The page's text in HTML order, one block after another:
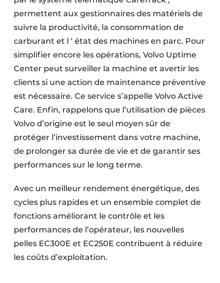
permettent aux gestionnaires des matériels de
suivre la productivité, la consommation de
carburant et l ‘ état des machines en parc. Pour
simplifier encore les opérations, Volvo Uptime
Center peut surveiller la machine et avertir les
clients si une action de maintenance préventive
est nécessaire. Ce service s’appelle Volvo Active
Care. Enfin, rappelons que l’utilisation de pièces
Volvo d’origine est le seul moyen sûr de
protéger l’investissement dans votre machine,
de prolonger sa durée de vie et de garantir ses
performances sur le long terme.
Avec un meilleur rendement énergétique, des
cycles plus rapides et un ensemble complet de
fonctions améliorant le contrôle et les
performances de l’opérateur, les nouvelles
pelles EC300E et EC250E contribuent à réduire
les coûts d’exploitation.